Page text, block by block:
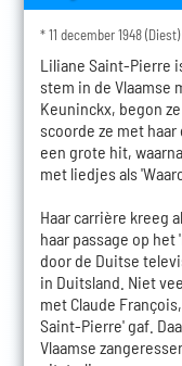
* 11 december 1948 (Diest)
Liliane Saint-Pierre
stem in de Vlaamse
Keuninckx, begon
scoorde ze met
een grote hit,
met liedjes als
Haar carrière kreeg
haar passage op
door de Duitse
in Duitsland. Niet
met Claude
Saint-Pierre' gaf.
Vlaamse